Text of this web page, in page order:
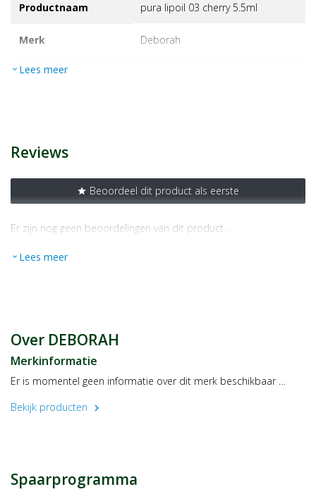
Productnaam pura lipoil 03 cherry 5.5ml
Merk deborah
EAN
expand_more Lees meer
Reviews
star Beoordeel dit product als eerste
Er zijn nog geen beoordelingen van dit product …
expand_more Lees meer
Over DEBORAH
Merkinformatie
Er is momentel geen informatie over dit merk beschikbaar …
Bekijk producten
chevron_right
Spaarprogramma